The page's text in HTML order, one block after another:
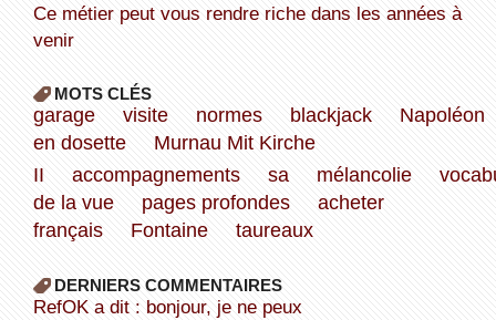
Ce métier peut vous rendre riche dans les années à
venir
MOTS CLÉS
garage visite normes blackjack
Napoléon
en dosette
Murnau Mit Kirche
II
accompagnements sa mélancolie
de la vue
pages profondes
acheter
français
Fontaine taureaux
DERNIERS COMMENTAIRES
refOK a dit : bonjour, je ne peux